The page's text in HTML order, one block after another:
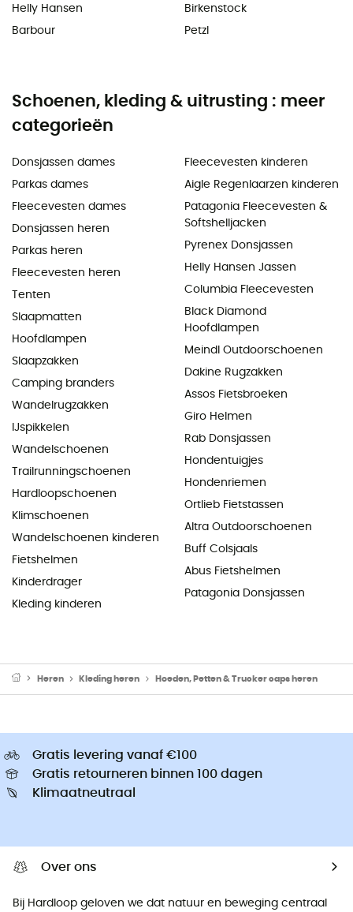
Helly Hansen
Barbour
Birkenstock
Petzl
Schoenen, kleding & uitrusting : meer
categorieën
Donsjassen dames
Parkas dames
Fleecevesten dames
Donsjassen heren
Parkas heren
Fleecevesten heren
Tenten
Slaapmatten
Hoofdlampen
Slaapzakken
Camping branders
Wandelrugzakken
IJspikkelen
Wandelschoenen
Trailrunningschoenen
Hardloopschoenen
Klimschoenen
Wandelschoenen kinderen
Fietshelmen
Kinderdrager
Kleding kinderen
Fleecevesten kinderen
Aigle Regenlaarzen kinderen
Patagonia Fleecevesten &
Softshelljacken
Pyrenex Donsjassen
Helly Hansen Jassen
Columbia Fleecevesten
Black Diamond
Hoofdlampen
Meindl Outdoorschoenen
Dakine Rugzakken
Assos Fietsbroeken
Giro Helmen
Rab Donsjassen
Hondentuigjes
Hondenriemen
Ortlieb Fietstassen
Altra Outdoorschoenen
Buff Colsjaals
Abus Fietshelmen
Patagonia Donsjassen
Heren Kleding heren Hoeden, Petten & Trucker caps heren
Gratis levering vanaf €100
Gratis retourneren binnen 100 dagen
Klimaatneutraal
Over ons
Bij Hardloop geloven we dat natuur en beweging centraal